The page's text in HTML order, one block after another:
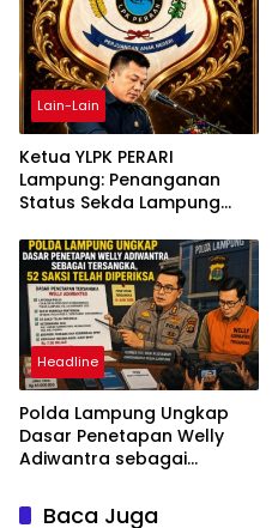
Lain-Lain
Ketua YLPK PERARI
Lampung: Penanganan
Status Sekda Lampung
Berdasarkan Aturan,
Bukan Tekanan Opini
Headline
Polda Lampung Ungkap
Dasar Penetapan Welly
Adiwantra sebagai
Diperiksa
Baca Juga